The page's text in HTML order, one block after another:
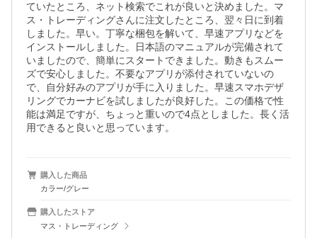
ていたところ、ネット検索でこれが良いと決めました。マ
ス・トレーディングさんに注文したところ、翌々日に到着
しました。早い。丁寧な梱包を解いて、早速アプリなどを
インストールしました。日本語のマニュアルが完備されて
いましたので、簡単にスタートできました。動きもスムー
ズで安心しました。不要なアプリが添付されていないの
で、自分好みのアプリが手に入りました。早速スマホデザ
リングでカーナビを試しましたが良好した。この価格で性
能は満足ですが、ちょっと重いので4点としました。長く活
用できると良いと思っています。
購入した商品
カラー/グレー
購入したストア
マス・トレーディング